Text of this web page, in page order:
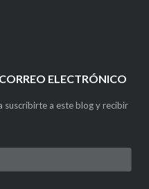
ELECTRÓNICO
a este blog y recibir